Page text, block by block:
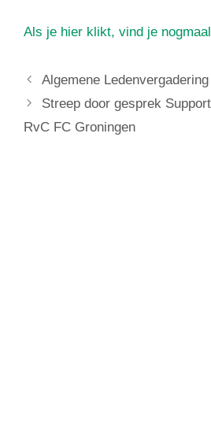
Als je hier klikt, vind je
Algemene
Streep door gesprek
RvC FC Groningen